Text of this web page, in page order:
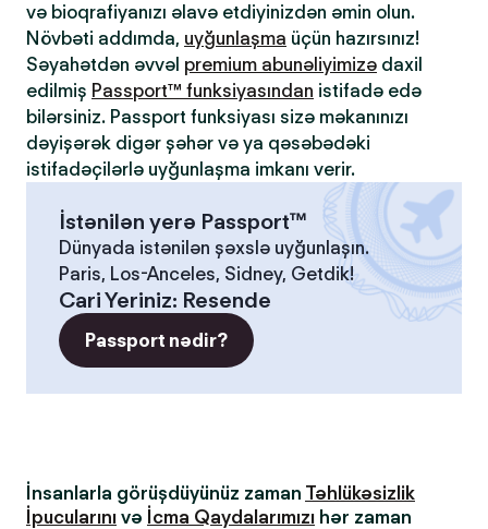
və bioqrafiyanızı əlavə etdiyinizdən əmin olun.
Növbəti addımda, uyğunlaşma üçün hazırsınız!
Səyahətdən əvvəl premium abunəliyimizə daxil
edilmiş Passport™ funksiyasından istifadə edə
bilərsiniz. Passport funksiyası sizə məkanınızı
dəyişərək digər şəhər və ya qəsəbədəki
istifadəçilərlə uyğunlaşma imkanı verir.
İstənilən yerə Passport™
Dünyada istənilən şəxslə uyğunlaşın.
Paris, Los-Anceles, Sidney, Getdik!
Cari Yeriniz: Resende
Passport nədir?
İnsanlarla görüşdüyünüz zaman Təhlükəsizlik
İpucularını və İcma Qaydalarımızı hər zaman